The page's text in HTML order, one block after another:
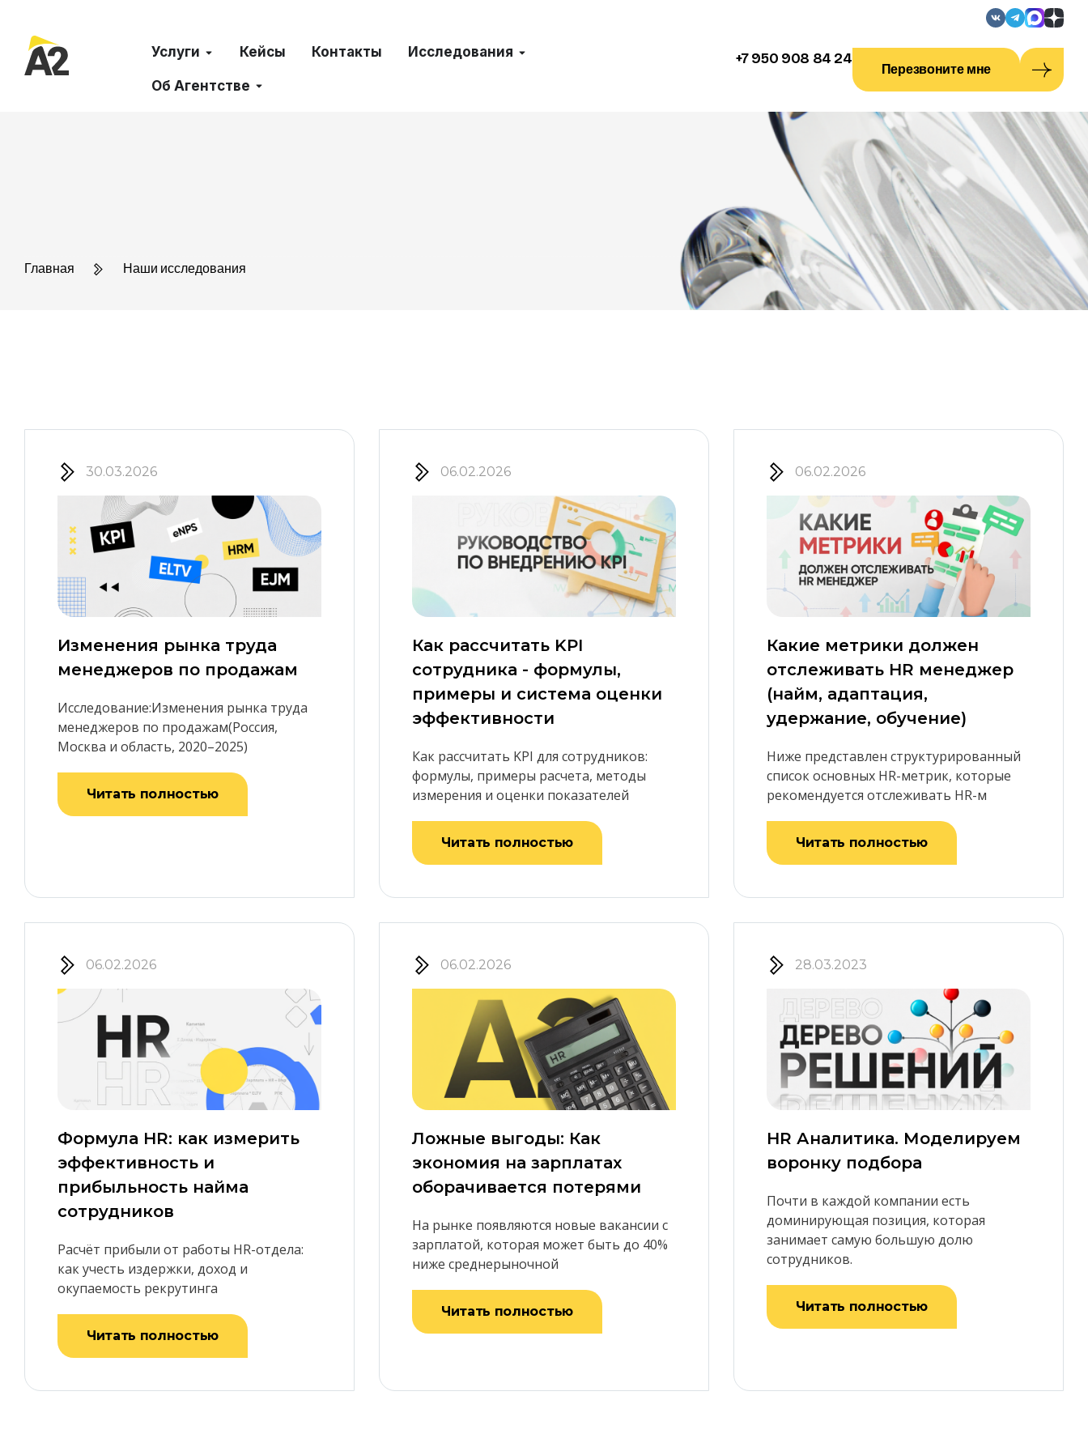
Услуги Кейсы Контакты Исследования
Об Агентстве
+7 950 908 84 24
Перезвоните мне
Главная Наши исследования
30.03.2026
Изменения рынка труда
менеджеров по продажам
Исследование:Изменения рынка труда
менеджеров по продажам(Россия,
Москва и область, 2020–2025)
Читать полностью
06.02.2026
Как рассчитать KPI
сотрудника - формулы,
примеры и система оценки
эффективности
Как рассчитать KPI для сотрудников:
формулы, примеры расчета, методы
измерения и оценки показателей
Читать полностью
06.02.2026
Какие метрики должен
отслеживать HR менеджер
(найм, адаптация,
удержание, обучение)
Ниже представлен структурированный
список основных HR-метрик, которые
рекомендуется отслеживать HR-м
Читать полностью
06.02.2026
Формула HR: как измерить
эффективность и
прибыльность найма
сотрудников
Расчёт прибыли от работы HR-отдела:
как учесть издержки, доход и
окупаемость рекрутинга
Читать полностью
06.02.2026
Ложные выгоды: Как
экономия на зарплатах
оборачивается потерями
На рынке появляются новые вакансии с
зарплатой, которая может быть до 40%
ниже среднерыночной
Читать полностью
28.03.2023
HR Аналитика. Моделируем
воронку подбора
Почти в каждой компании есть
доминирующая позиция, которая
занимает самую большую долю
сотрудников.
Читать полностью